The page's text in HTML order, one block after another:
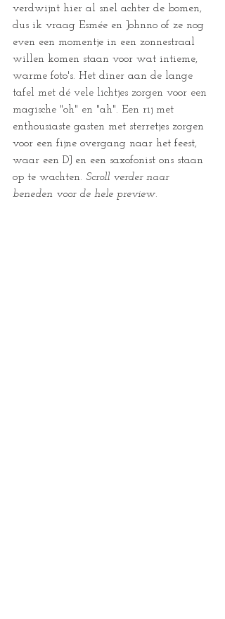
verdwijnt hier al snel achter de bomen,
dus ik vraag Esmée en Johnno of ze nog
even een momentje in een zonnestraal
willen komen staan voor wat intieme,
warme foto's. Het diner aan de lange
tafel met dé vele lichtjes zorgen voor een
magische "oh" en "ah". Een rij met
enthousiaste gasten met sterretjes zorgen
voor een fijne overgang naar het feest,
waar een DJ en een saxofonist ons staan
op te wachten. Scroll verder naar
beneden voor de hele preview.